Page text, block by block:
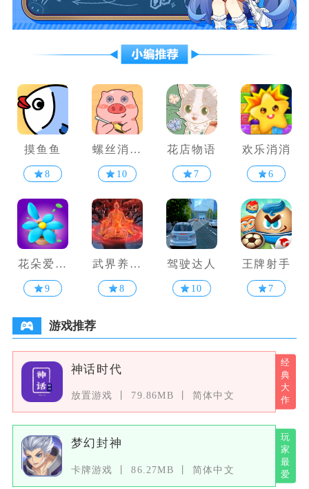
摸鱼鱼
8
螺丝消不
停
10
花店物语
7
欢乐消消
6
花朵爱消
除
9
武界养老
修真
8
驾驶达人
10
王牌射手
7
游戏推荐
神话时代
放置游戏 79.86MB 简体中文
梦幻封神
卡牌游戏 86.27MB 简体中文